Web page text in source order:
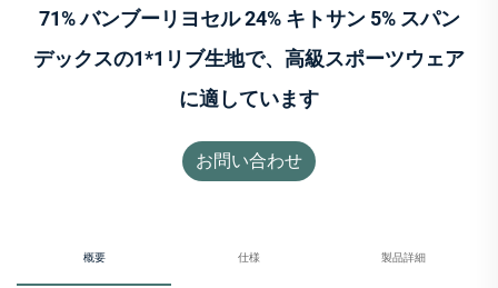
71% バンブーリヨセル 24% キトサン 5% スパン
デックスの1*1リブ生地で、高級スポーツウェア
に適しています
お問い合わせ
概要 仕様 製品詳細